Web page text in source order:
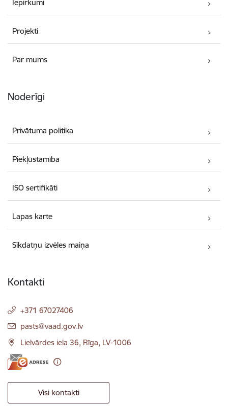
Iepirkumi
Projekti
Par mums
Noderīgi
Privātuma politika
Piekļūstamība
ISO sertifikāti
Lapas karte
Sīkdatņu izvēles maiņa
Kontakti
+371 67027406
E-pasts:
pasts@vaad.gov.lv
Lielvārdes iela 36, Rīga, LV-1006
Visi kontakti